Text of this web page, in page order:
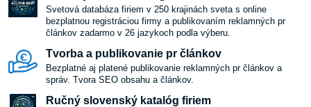
Svetová databáza firiem v 250 krajinách sveta s online
bezplatnou registráciou firmy a publikovaním reklamných pr
článkov zadarmo v 26 jazykoch podla výberu.
Tvorba a publikovanie pr článkov
Bezplatné aj platené publikovanie reklamných pr článkov a
správ. Tvora SEO obsahu a článkov.
Ručný slovenský katalóg firiem